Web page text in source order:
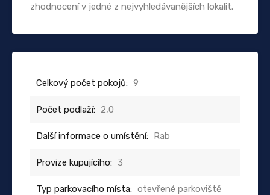
zhodnocení v jedné z nejvyhledávanějších lokalit.
Celkový počet pokojů: 9
Počet podlaží: 2,0
Další informace o umístění: Rab
Provize kupujícího: 3
Typ parkovacího místa: otevřené parkoviště